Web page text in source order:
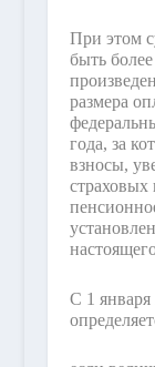
При этом
быть
размера
года, за
взносы,
страховых
С 1 января